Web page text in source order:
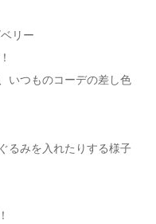
リー
いつものコーデの差し色
るみを入れたりする様子